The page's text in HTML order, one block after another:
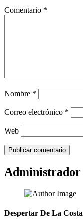
Comentario *
Nombre *
Correo electrónico *
Web
Administrador
Despertar De La Costa